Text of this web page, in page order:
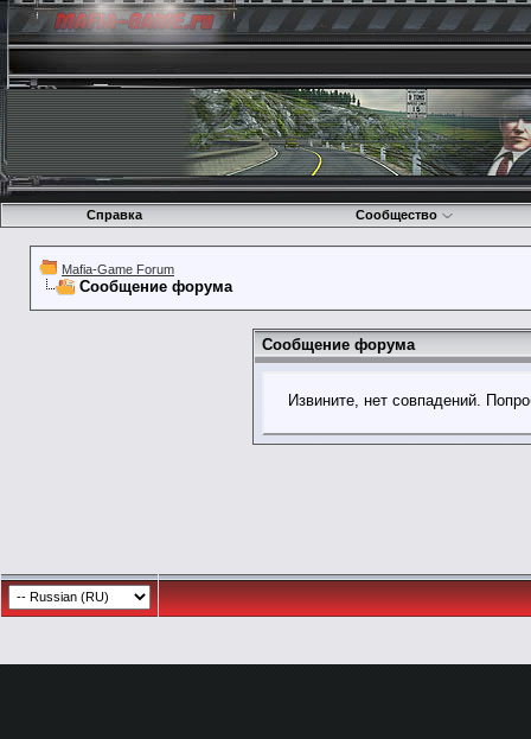
Справка Сообщество
Mafia-Game Forum
Сообщение форума
Сообщение форума
Извините, нет совпадений.